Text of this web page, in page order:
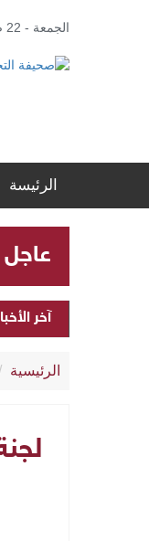
الجمعة - 22 صفر 1448 هـ , 07 أغسطس 2026 م
الرئيسة
عاجل
آخر
الرئيسية